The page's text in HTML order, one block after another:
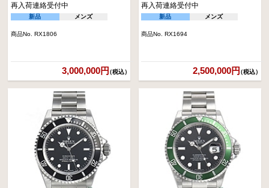
再入荷連絡受付中
新品 メンズ
商品No. RX1806
3,000,000円（税込）
再入荷連絡受付中
新品 メンズ
商品No. RX1694
2,500,000円（税込）